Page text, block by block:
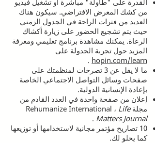
من كشك المعرض الافتراضي. سيكون هناك
العديد من فترات الراحة في الجدول الزمني
حيث يتم تشجيع الحضور على زيارة أكشاك
الرعاة. يمكنك مشاهدة برنامج تعليمي ومعرفة
المزيد حول تجربة الجدولة على
hopin.com/learn
.
ما لا يقل عن 3 تصرخات لمنظمتك على
صفحات وسائل التواصل الاجتماعي الخاصة
بإعادة الإنسانية الدولية.
إعلان من صفحة واحدة في العدد القادم من
مجلة Rehumanize International ،Life
Matters Journal
.
10 تصاريح مؤتمر مجانية لاستخدامها أو توزيعها
كما يحلو لك.